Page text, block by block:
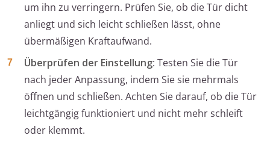
um ihn zu verringern. Prüfen Sie, ob die Tür dicht
anliegt und sich leicht schließen lässt, ohne
übermäßigen Kraftaufwand.
Überprüfen der Einstellung: Testen Sie die Tür
nach jeder Anpassung, indem Sie sie mehrmals
öffnen und schließen. Achten Sie darauf, ob die Tür
leichtgängig funktioniert und nicht mehr schleift
oder klemmt.